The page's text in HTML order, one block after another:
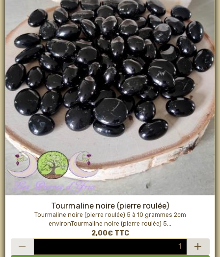
Tourmaline noire (pierre roulée)
Tourmaline noire (pierre roulée) 5 à 10 grammes 2cm
environTourmaline noire (pierre roulée) 5...
2,00€ TTC